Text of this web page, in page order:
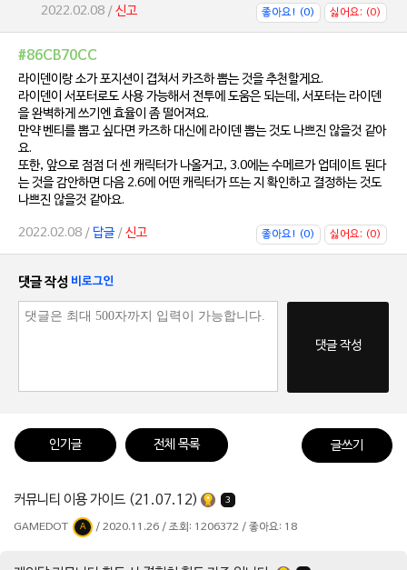
2022.02.08 / 신고 좋아요! (0) 싫어요; (0)
#86CB70CC
라이덴이랑 소가 포지션이 겹쳐서 카즈하 뽑는 것을 추천할게요.
라이덴이 서포터로도 사용 가능해서 전투에 도움은 되는데, 서포터는 라이덴
을 완벽하게 쓰기엔 효율이 좀 떨어져요.
만약 벤티를 뽑고 싶다면 카즈하 대신에 라이덴 뽑는 것도 나쁘진 않을것 같아
요.
또한, 앞으로 점점 더 센 캐릭터가 나올거고, 3.0에는 수메르가 업데이트 된다
는 것을 감안하면 다음 2.6에 어떤 캐릭터가 뜨는 지 확인하고 결정하는 것도
나쁘진 않을것 같아요.
2022.02.08 / 답글/ 신고 좋아요! (0) 싫어요; (0)
댓글 작성 비로그인
댓글 작성
인기글 전체 목록 글쓰기
커뮤니티 이용 가이드 (21.07.12) 3
GAMEDOT A / 2020.11.26 / 조회: 1206372 / 좋아요: 18